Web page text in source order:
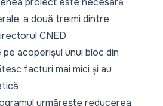
a două treimi dintre
CNED.
acoperișul unui bloc din
facturi mai mici și au
urmărește reducerea